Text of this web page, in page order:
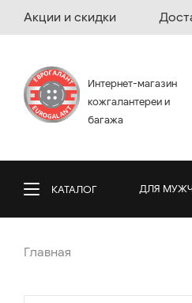
Акции и скидки
Интернет-магазин
кожгалантереи и
багажа
КАТАЛОГ ДЛЯ
Главная